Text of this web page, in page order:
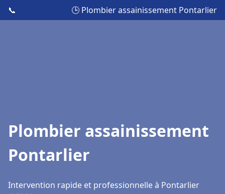
📞 🕒 Plombier assainissement Pontarlier
Plombier assainissement
Pontarlier
Intervention rapide et professionnelle à Pontarlier